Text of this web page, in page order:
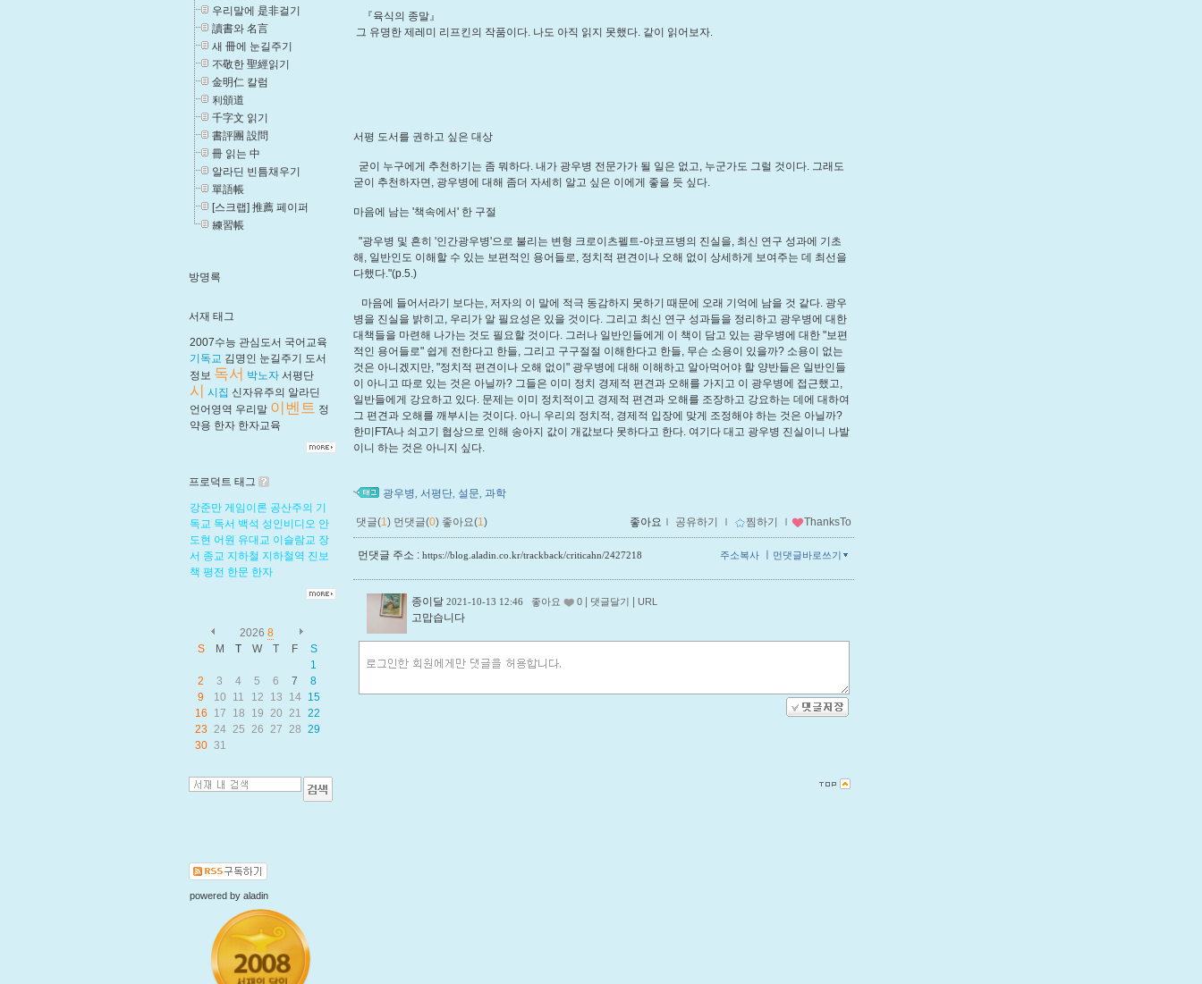
우리말에 是非걸기
讀書와 名言
새 冊에 눈길주기
不敬한 聖經읽기
金明仁 칼럼
利頒道
千字文 읽기
書評團 設問
冊 읽는 中
알라딘 빈틈채우기
單語帳
[스크랩] 推薦 페이퍼
練習帳
방명록
서재 태그
2007수능 관심도서 국어교육
기독교 김명인 눈길주기 도서
정보 독서 박노자 서평단
시 시집 신자유주의 알라딘
언어영역 우리말 이벤트 정
약용 한자 한자교육
프로덕트 태그
강준만 게임이론 공산주의 기
독교 독서 백석 성인비디오 안
도현 어원 유대교 이슬람교 장
서 종교 지하철 지하철역 진보
책 평전 한문 한자
2026 8
S
M T W T F
S
1
2
3 4 5 6 7
8
9
10 11 12 13 14
15
16
17 18 19 20 21
22
23
24 25 26 27 28 29
30 31
powered by aladin
『육식의 종말』
그 유명한 제레미 리프킨의 작품이다. 나도 아직 읽지 못했다. 같이 읽어보자.
서평 도서를 권하고 싶은 대상
굳이 누구에게 추천하기는 좀 뭐하다. 내가 광우병 전문가가 될 일은 없고, 누군가도 그럴 것이다. 그래도
굳이 추천하자면, 광우병에 대해 좀더 자세히 알고 싶은 이에게 좋을 듯 싶다.
마음에 남는 '책속에서' 한 구절
"광우병 및 흔히 '인간광우병'으로 불리는 변형 크로이츠펠트-야코프병의 진실을, 최신 연구 성과에 기초
해, 일반인도 이해할 수 있는 보편적인 용어들로, 정치적 편견이나 오해 없이 상세하게 보여주는 데 최선을
다했다."(p.5.)
마음에 들어서라기 보다는, 저자의 이 말에 적극 동감하지 못하기 때문에 오래 기억에 남을 것 같다. 광우
병을 진실을 밝히고, 우리가 알 필요성은 있을 것이다. 그리고 최신 연구 성과들을 정리하고 광우병에 대한
대책들을 마련해 나가는 것도 필요할 것이다. 그러나 일반인들에게 이 책이 담고 있는 광우병에 대한 "보편
적인 용어들로" 쉽게 전한다고 한들, 그리고 구구절절 이해한다고 한들, 무슨 소용이 있을까? 소용이 없는
것은 아니겠지만, "정치적 편견이나 오해 없이" 광우병에 대해 이해하고 알아먹어야 할 양반들은 일반인들
이 아니고 따로 있는 것은 아닐까? 그들은 이미 정치 경제적 편견과 오해를 가지고 이 광우병에 접근했고,
일반들에게 강요하고 있다. 문제는 이미 정치적이고 경제적 편견과 오해를 조장하고 강요하는 데에 대하여
그 편견과 오해를 깨부시는 것이다. 아니 우리의 정치적, 경제적 입장에 맞게 조정해야 하는 것은 아닐까?
한미FTA나 쇠고기 협상으로 인해 송아지 값이 개값보다 못하다고 한다. 여기다 대고 광우병 진실이니 나발
이니 하는 것은 아니지 싶다.
광우병, 서평단, 설문, 과학
댓글(1) 먼댓글(0) 좋아요(1) 좋아요 ｌ 공유하기 ｌ 찜하기 ｌ ThanksTo
먼댓글 주소 : https://blog.aladin.co.kr/trackback/criticahn/2427218 먼댓글바로쓰기
주소복사
종이달 2021-10-13 12:46 좋아요 0 댓글달기 URL
고맙습니다